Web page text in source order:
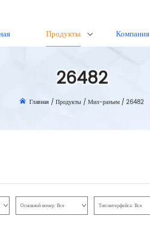
Продукты Компания
26482
Главная /Продукты /Мил-разъем /26482
Основной номер:Все Тип интерфейса:Все